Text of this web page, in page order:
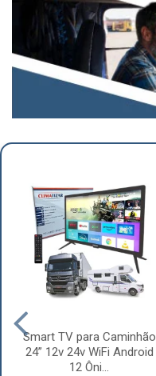
Smart TV para Caminhão
24” 12v 24v WiFi Android
12 Ôni...